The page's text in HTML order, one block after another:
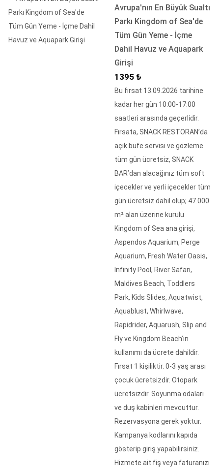
Avrupa'nın En Büyük Sualtı
Parkı Kingdom of Sea'de
Tüm Gün Yeme - İçme
Dahil Havuz ve Aquapark
Girişi
İndirimli Fiyat
1395 ₺
Bu fırsat 13.09.2026 tarihine
kadar her gün 10:00-17:00
saatleri arasında geçerlidir.
Fırsata, SNACK RESTORAN’da
açık büfe servisi ve gözleme
tüm gün ücretsiz, SNACK
BAR’dan alacağınız tüm soft
içecekler ve yerli içecekler tüm
gün ücretsiz dahil olup; 47.000
m² alan üzerine kurulu
Kingdom of Sea ana girişi,
Aspendos Aquarium, Perge
Aquarium, Fresh Water Oasis,
Infinity Pool, River Safari,
Maldives Beach, Toddlers
Park, Kids Slides, Aquatwist,
Aquablust, Whirlwave,
Rapidrider, Aquarush, Slip and
Fly ve Kingdom Beach’in
kullanımı da ücrete dahildir.
Fırsat 1 kişiliktir. 0-3 yaş arası
çocuk ücretsizdir. Otopark
ücretsizdir. Soyunma odaları
ve duş kabinleri mevcuttur.
Rezervasyona gerek yoktur.
Kampanya kodlarını kapıda
gösterip giriş yapabilirsiniz.
Hizmete ait fiş veya faturanızı